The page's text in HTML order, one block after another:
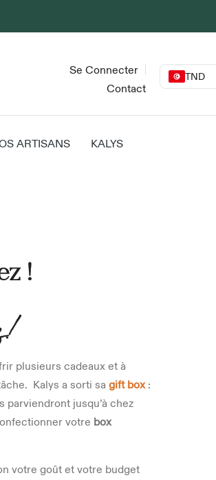
Se Connecter
Contact
TND
ARTISANS KALYS
!
!
plusieurs cadeaux et à
Kalys a sorti sa gift box:
jusqu’à chez
votre box
votre goût et votre budget